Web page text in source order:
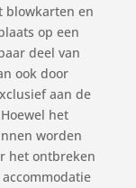
blowkarten en
op een
deel van
ook door
aan de
het
worden
het ontbreken